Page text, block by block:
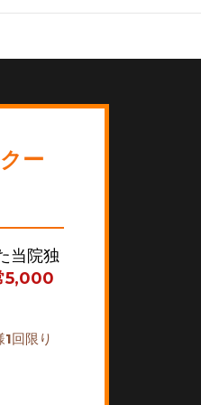
ー
当院独
5,000
回限り